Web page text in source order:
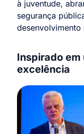
à juventude,
segurança
Inspirado
excelência